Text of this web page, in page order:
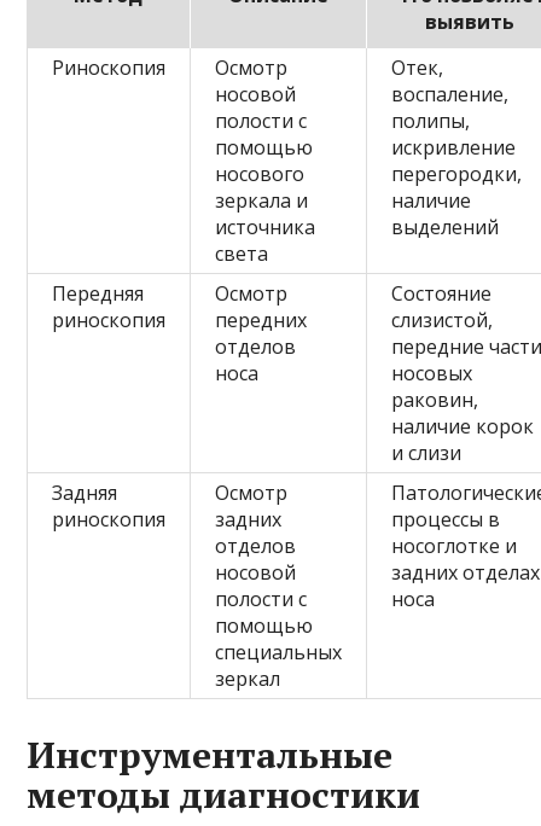
выявить
Риноскопия
Осмотр
носовой
полости с
помощью
носового
зеркала и
источника
света
Отек,
воспаление,
полипы,
искривление
перегородки,
наличие
выделений
Передняя
риноскопия
Осмотр
передних
отделов
носа
Состояние
слизистой,
передние
носовых
раковин,
наличие корок
и слизи
Задняя
риноскопия
Осмотр
задних
отделов
носовой
полости с
помощью
специальных
зеркал
процессы в
носоглотке и
задних отделах
носа
Инструментальные
методы диагностики